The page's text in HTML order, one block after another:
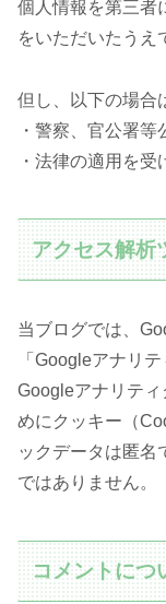
個人情報を第三者
をいただいたうえ
但し、以下の場合
・警察、官公署
・法律の適用を受
アクセス解析
当ブログでは、
「Googleアナリ
Googleアナリテ
めにクッキー（
ックデータは匿名
ではありません。
コメントにつ